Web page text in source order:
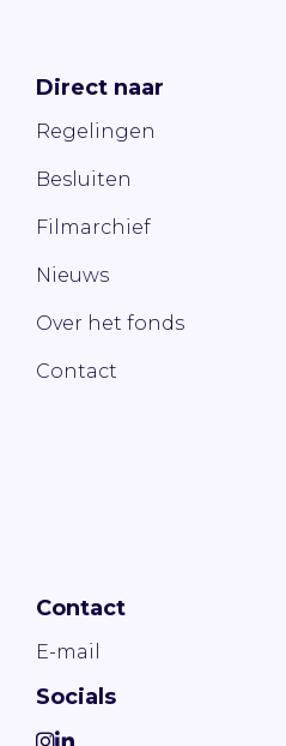
Direct naar
Regelingen
Besluiten
Filmarchief
Nieuws
Over het fonds
Contact
Contact
E-mail
Socials